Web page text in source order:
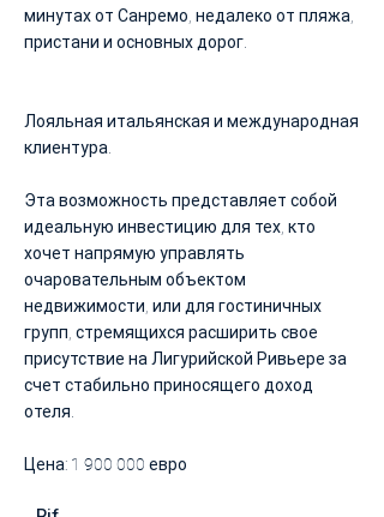
минутах от Санремо, недалеко от пляжа,
пристани и основных дорог.
Лояльная итальянская и международная
клиентура.
Эта возможность представляет собой
идеальную инвестицию для тех, кто
хочет напрямую управлять
очаровательным объектом
недвижимости, или для гостиничных
групп, стремящихся расширить свое
присутствие на Лигурийской Ривьере за
счет стабильно приносящего доход
отеля.
Цена: 1 900 000 евро